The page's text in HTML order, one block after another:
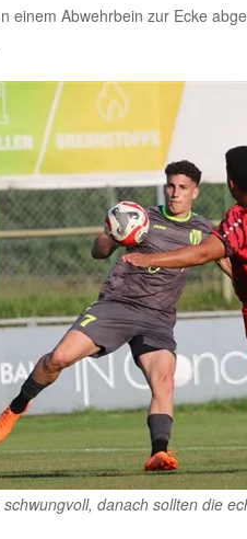
einem Abwehrbein zur Ecke
danach sollten die